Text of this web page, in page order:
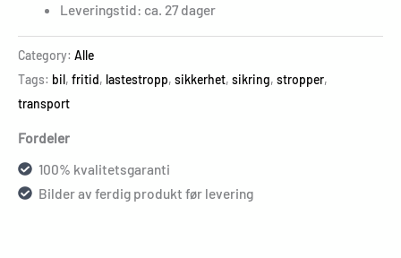
Leveringstid: ca. 27 dager
Category: Alle
Tags: bil, fritid, lastestropp, sikkerhet, sikring, stropper,
transport
Fordeler
100% kvalitetsgaranti
Bilder av ferdig produkt før levering